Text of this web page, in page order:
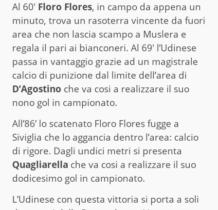
Al 60′ Floro Flores, in campo da appena un
minuto, trova un rasoterra vincente da fuori
area che non lascia scampo a Muslera e
regala il pari ai bianconeri. Al 69′ l’Udinese
passa in vantaggio grazie ad un magistrale
calcio di punizione dal limite dell’area di
D’Agostino che va cosi a realizzare il suo
nono gol in campionato.
All’86’ lo scatenato Floro Flores fugge a
Siviglia che lo aggancia dentro l’area: calcio
di rigore. Dagli undici metri si presenta
Quagliarella che va cosi a realizzare il suo
dodicesimo gol in campionato.
L’Udinese con questa vittoria si porta a soli